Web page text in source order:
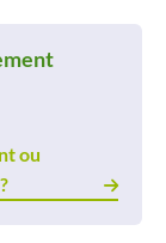
ou